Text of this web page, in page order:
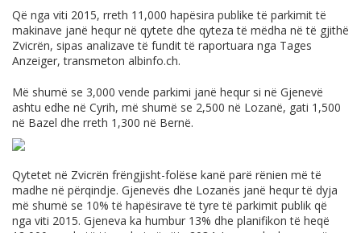
Që nga viti 2015, rreth 11,000 hapësira publike të parkimit të
makinave janë hequr në qytete dhe qyteza të mëdha në të gjithë
Zvicrën, sipas analizave të fundit të raportuara nga Tages
Anzeiger, transmeton albinfo.ch.
Më shumë se 3,000 vende parkimi janë hequr si në Gjenevë
ashtu edhe në Cyrih, më shumë se 2,500 në Lozanë, gati 1,500
në Bazel dhe rreth 1,300 në Bernë.
Qytetet në Zvicrën frëngjisht-folëse kanë parë rënien më të
madhe në përqindje. Gjenevës dhe Lozanës janë hequr të dyja
më shumë se 10% të hapësirave të tyre të parkimit publik që
nga viti 2015. Gjeneva ka humbur 13% dhe planifikon të heqë